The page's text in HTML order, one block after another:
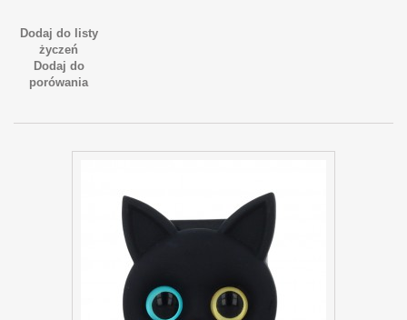
Dodaj do listy
życzeń
Dodaj do
porówania